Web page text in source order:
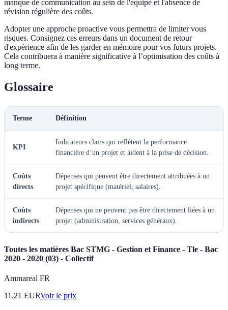
manque de communication au sein de l'équipe et l'absence de
révision régulière des coûts.
Adopter une approche proactive vous permettra de limiter vous
risques. Consignez ces erreurs dans un document de retour
d'expérience afin de les garder en mémoire pour vos futurs projets.
Cela contribuera à manière significative à l’optimisation des coûts à
long terme.
Glossaire
Terme Définition
KPI
Indicateurs clairs qui reflètent la performance
financière d’un projet et aident à la prise de décision.
Coûts
directs
Dépenses qui peuvent être directement attribuées à un
projet spécifique (matériel, salaires).
Coûts
indirects
Dépenses qui ne peuvent pas être directement liées à un
projet (administration, services généraux).
Toutes les matières Bac STMG - Gestion et Finance - Tle - Bac
2020 - 2020 (03) - Collectif
Ammareal FR
11.21 EURVoir le prix